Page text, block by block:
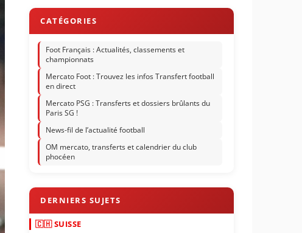
Foot Français : Actualités, classements et
championnats
Mercato Foot : Trouvez les infos Transfert football
en direct
Mercato PSG : Transferts et dossiers brûlants du
Paris SG !
News-fil de l’actualité football
OM mercato, transferts et calendrier du club
phocéen
🇨🇭 SUISSE